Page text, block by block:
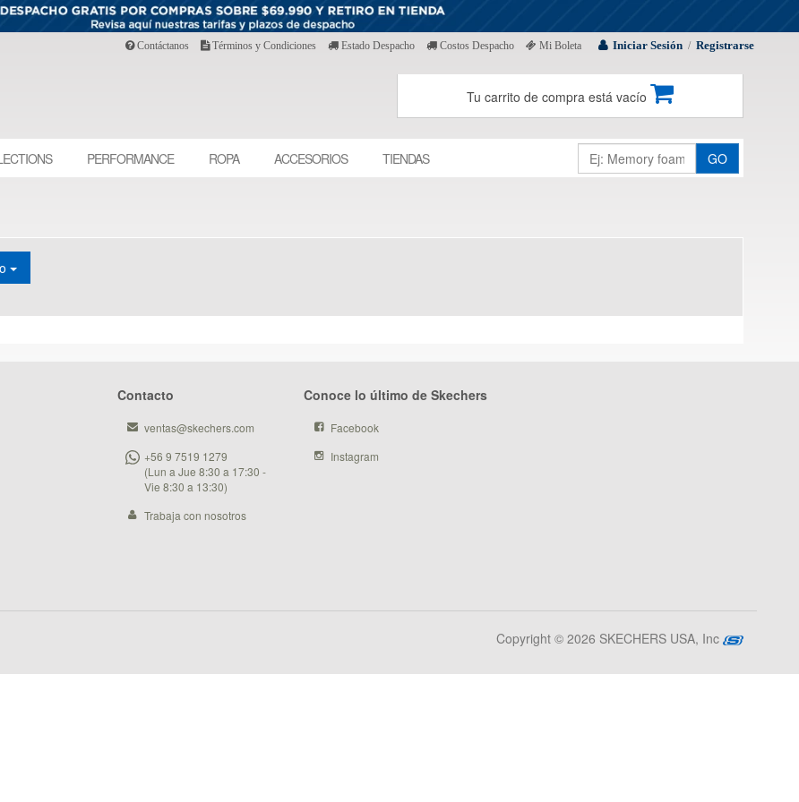
Iniciar Sesión / Registrarse
Contáctanos Términos y Condiciones Estado Despacho Costos Despacho Mi Boleta
Tu carrito de compra está vacío
PERFORMANCE ROPA ACCESORIOS TIENDAS GO
Contacto
ventas@skechers.com
+56 9 7519 1279
(Lun a Jue 8:30 a 17:30 -
Vie 8:30 a 13:30)
Trabaja con nosotros
Conoce lo último de Skechers
Facebook
Instagram
Copyright © 2026 SKECHERS USA, Inc